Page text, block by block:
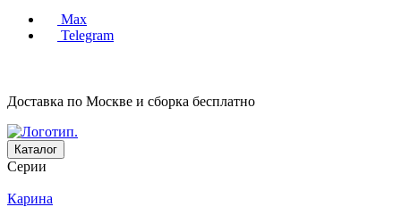
Max
Telegram
Доставка по Москве и сборка бесплатно
Каталог
Серии
Карина